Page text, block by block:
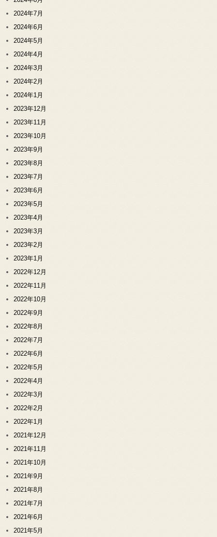
2024年7月
2024年6月
2024年5月
2024年4月
2024年3月
2024年2月
2024年1月
2023年12月
2023年11月
2023年10月
2023年9月
2023年8月
2023年7月
2023年6月
2023年5月
2023年4月
2023年3月
2023年2月
2023年1月
2022年12月
2022年11月
2022年10月
2022年9月
2022年8月
2022年7月
2022年6月
2022年5月
2022年4月
2022年3月
2022年2月
2022年1月
2021年12月
2021年11月
2021年10月
2021年9月
2021年8月
2021年7月
2021年6月
2021年5月